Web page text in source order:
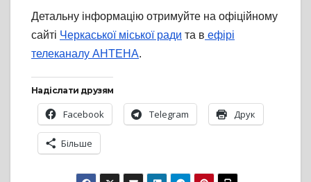
Детальну інформацію отримуйте на офіційному
сайті Черкаської міської ради та в ефірі
телеканалу АНТЕНА.
Надіслати друзям
Facebook Telegram Друк
Більше